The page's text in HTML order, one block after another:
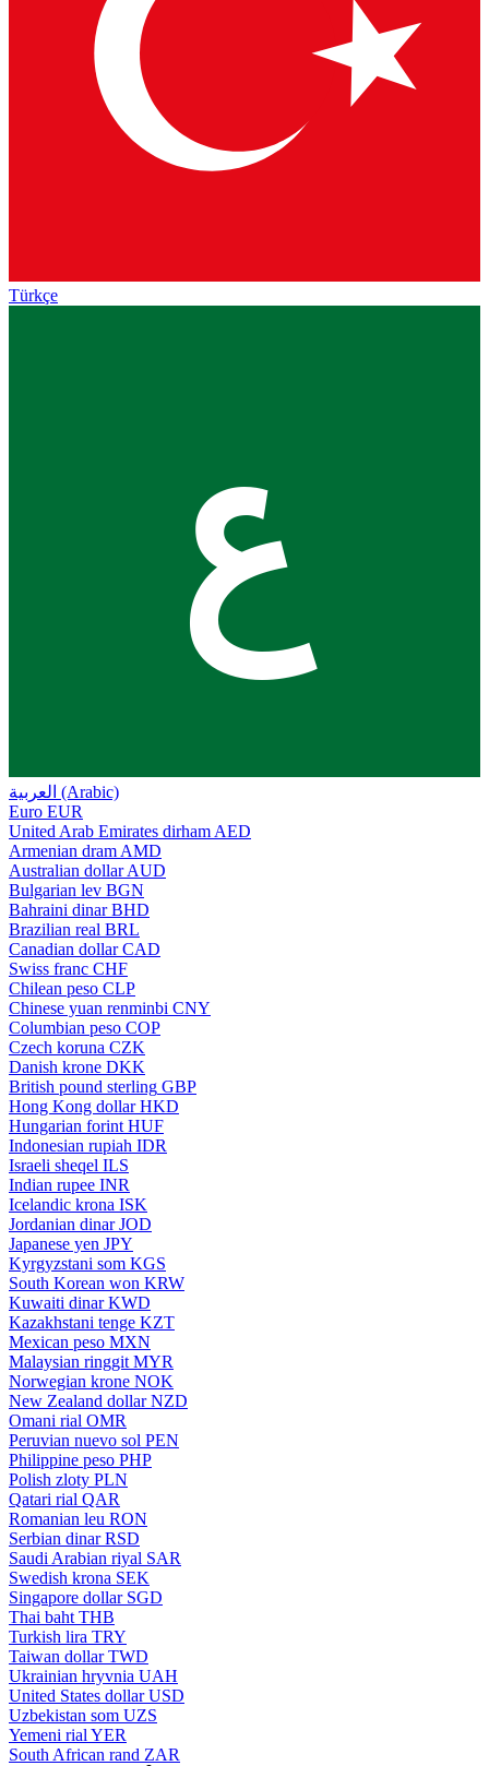
Türkçe
ع
العربية (Arabic)
Euro EUR
United Arab Emirates dirham AED
Armenian dram AMD
Australian dollar AUD
Bulgarian lev BGN
Bahraini dinar BHD
Brazilian real BRL
Canadian dollar CAD
Swiss franc CHF
Chilean peso CLP
Chinese yuan renminbi CNY
Columbian peso COP
Czech koruna CZK
Danish krone DKK
British pound sterling GBP
Hong Kong dollar HKD
Hungarian forint HUF
Indonesian rupiah IDR
Israeli sheqel ILS
Indian rupee INR
Icelandic krona ISK
Jordanian dinar JOD
Japanese yen JPY
Kyrgyzstani som KGS
South Korean won KRW
Kuwaiti dinar KWD
Kazakhstani tenge KZT
Mexican peso MXN
Malaysian ringgit MYR
Norwegian krone NOK
New Zealand dollar NZD
Omani rial OMR
Peruvian nuevo sol PEN
Philippine peso PHP
Polish zloty PLN
Qatari rial QAR
Romanian leu RON
Serbian dinar RSD
Saudi Arabian riyal SAR
Swedish krona SEK
Singapore dollar SGD
Thai baht THB
Turkish lira TRY
Taiwan dollar TWD
Ukrainian hryvnia UAH
United States dollar USD
Uzbekistan som UZS
Yemeni rial YER
South African rand ZAR